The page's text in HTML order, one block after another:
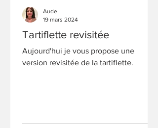
Tartiflette revisitée
Aujourd'hui je vous propose une
version revisitée de la tartiflette.
Aude
19 mars 2024